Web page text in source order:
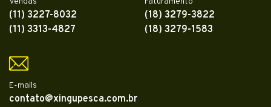
(11) 3227-8032
(11) 3313-4827
(18) 3279-3822
(18) 3279-1583
E-mails
contato@xingupesca.com.br